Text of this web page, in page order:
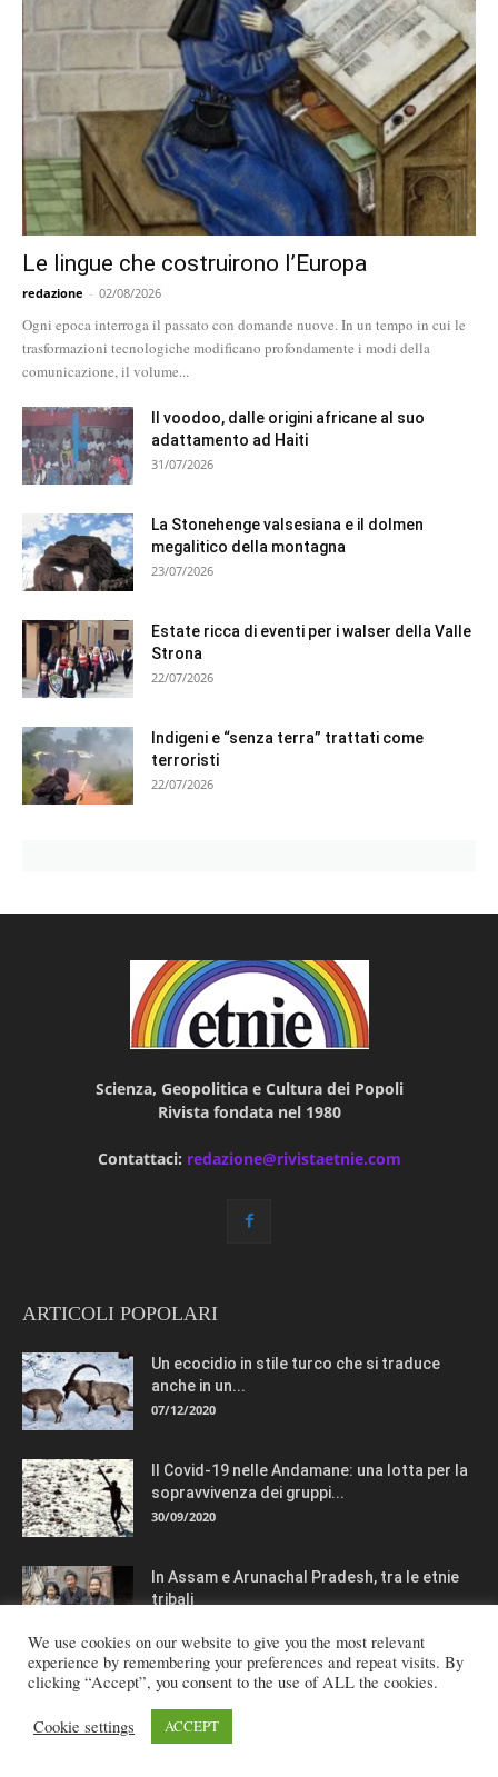
Le lingue che costruirono l’Europa
redazione - 02/08/2026
Ogni epoca interroga il passato con domande nuove. In un tempo in cui le
trasformazioni tecnologiche modificano profondamente i modi della
comunicazione, il volume...
Il voodoo, dalle origini africane al suo
adattamento ad Haiti
31/07/2026
La Stonehenge valsesiana e il dolmen
megalitico della montagna
23/07/2026
Estate ricca di eventi per i walser della Valle
Strona
22/07/2026
Indigeni e “senza terra” trattati come
terroristi
22/07/2026
Scienza, Geopolitica e Cultura dei Popoli
Rivista fondata nel 1980
Contattaci: redazione@rivistaetnie.com
ARTICOLI POPOLARI
Un ecocidio in stile turco che si traduce
anche in un...
07/12/2020
Il Covid-19 nelle Andamane: una lotta per la
sopravvivenza dei gruppi...
30/09/2020
In Assam e Arunachal Pradesh, tra le etnie
tribali
CATEGORIE POPOLARI
We use cookies on our website to give you the most relevant
experience by remembering your preferences and repeat visits. By
clicking “Accept”, you consent to the use of ALL the cookies.
Cookie settings ACCEPT